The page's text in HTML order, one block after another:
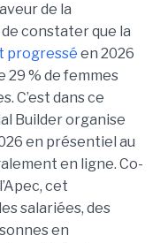
de la
constater que la
progressé en 2026
29 % de femmes
C’est dans ce
Builder organise
en présentiel au
en ligne. Co-
cet
salariées, des
en